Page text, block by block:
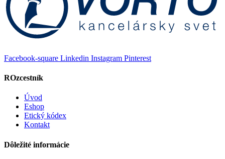
Facebook-square Linkedin Instagram Pinterest
ROzcestník
Úvod
Eshop
Etický kódex
Kontakt
Dôležité informácie